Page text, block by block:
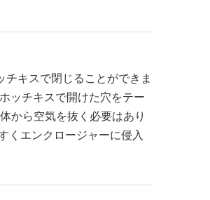
キスで閉じることができま
ッチキスで開けた穴をテー
から空気を抜く必要はあり
くエンクロージャーに侵入